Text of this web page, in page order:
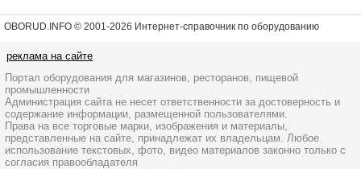
OBORUD.INFO © 2001-2026 Интернет-справочник по оборудованию
реклама на сайте
Портал оборудования для магазинов, ресторанов, пищевой
промышленности
Администрация сайта не несет ответственности за достоверность и
содержание информации, размещенной пользователями.
Права на все торговые марки, изображения и материалы,
представленные на сайте, принадлежат их владельцам. Любое
использование текстовых, фото, видео материалов законно только с
согласия правообладателя